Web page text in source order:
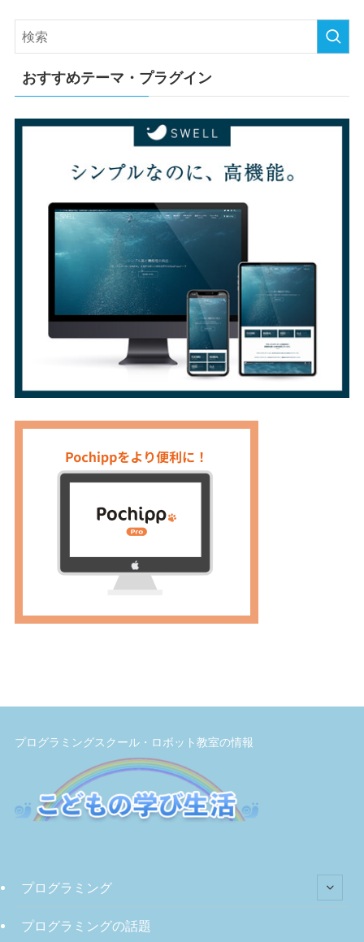
おすすめテーマ・プラグイン
プログラミングスクール・ロボット教室の情報
プログラミング
プログラミングの話題